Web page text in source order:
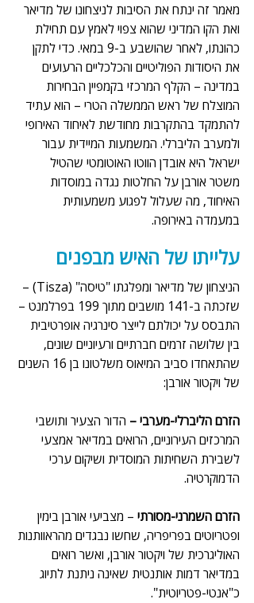
מאמר זה ינתח את הסיבות לניצחונו של מדיאר
ואת הקו המדיני שהוא צפוי לאמץ עם תחילת
כהונתו, לאחר שהושבע ב-9 במאי. כדי לתקן
את היסודות הפוליטיים והכלכליים הרעועים
במדינה – הקלף המרכזי בקמפיין הבחירות
המוצלח של ראש הממשלה הטרי – הוא עתיד
להתמקד בהתקרבות מחודשת לאיחוד האירופי
ולמערב הליברלי. המשמעות המיידית עבור
ישראל היא אובדן הווטו האוטומטי שהטיל
משטר אורבן על החלטות נגדה במוסדות
האיחוד, מה שעלול לפגוע משמעותית
במעמדה באירופה.
עלייתו של האיש מבפנים
הניצחון של מדיאר ומפלגתו "טיסה" (Tisza) –
שזכתה ב-141 מושבים מתוך 199 בפרלמנט –
התבסס על יכולתם לייצר סינרגיה אופרטיבית
בין שלושה זרמים חברתיים ורעיוניים שונים,
שהתאחדו סביב המיאוס משלטונו בן 16 השנים
של ויקטור אורבן:
הזרם הליברלי-מערבי – הדור הצעיר ותושבי
המרכזים העירוניים, הרואים במדיאר אמצעי
לשבירת השחיתות המוסדית ושיקום ערכי
הדמוקרטיה.
הזרם השמרני-מסורתי – מצביעי אורבן בימין
ופטריוטים בפריפריה, שחשו נבגדים מהראוותנות
האוליגרכית של ויקטור אורבן, ואשר רואים
במדיאר דמות אותנטית שאינה ניתנת לתיוג
כ"אנטי-פטריוטית".